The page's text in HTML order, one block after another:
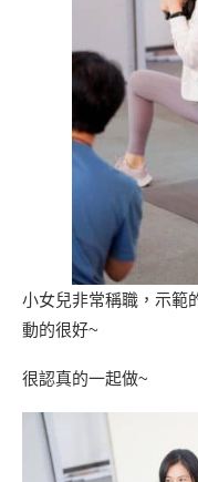
小女兒非常稱職，示範
動的很好~
很認真的一起做~